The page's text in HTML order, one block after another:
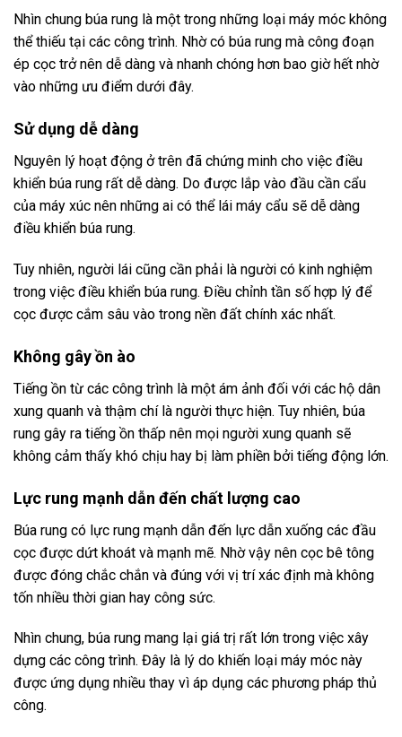
Nhìn chung búa rung là một trong những loại máy móc không
thể thiếu tại các công trình. Nhờ có búa rung mà công đoạn
ép cọc trở nên dễ dàng và nhanh chóng hơn bao giờ hết nhờ
vào những ưu điểm dưới đây.
Sử dụng dễ dàng
Nguyên lý hoạt động ở trên đã chứng minh cho việc điều
khiển búa rung rất dễ dàng. Do được lắp vào đầu cần cẩu
của máy xúc nên những ai có thể lái máy cẩu sẽ dễ dàng
điều khiển búa rung.
Tuy nhiên, người lái cũng cần phải là người có kinh nghiệm
trong việc điều khiển búa rung. Điều chỉnh tần số hợp lý để
cọc được cắm sâu vào trong nền đất chính xác nhất.
Không gây ồn ào
Tiếng ồn từ các công trình là một ám ảnh đối với các hộ dân
xung quanh và thậm chí là người thực hiện. Tuy nhiên, búa
rung gây ra tiếng ồn thấp nên mọi người xung quanh sẽ
không cảm thấy khó chịu hay bị làm phiền bởi tiếng động lớn.
Lực rung mạnh dẫn đến chất lượng cao
Búa rung có lực rung mạnh dẫn đến lực dẫn xuống các đầu
cọc được dứt khoát và mạnh mẽ. Nhờ vậy nên cọc bê tông
được đóng chắc chắn và đúng với vị trí xác định mà không
tốn nhiều thời gian hay công sức.
Nhìn chung, búa rung mang lại giá trị rất lớn trong việc xây
dựng các công trình. Đây là lý do khiến loại máy móc này
được ứng dụng nhiều thay vì áp dụng các phương pháp thủ
công.